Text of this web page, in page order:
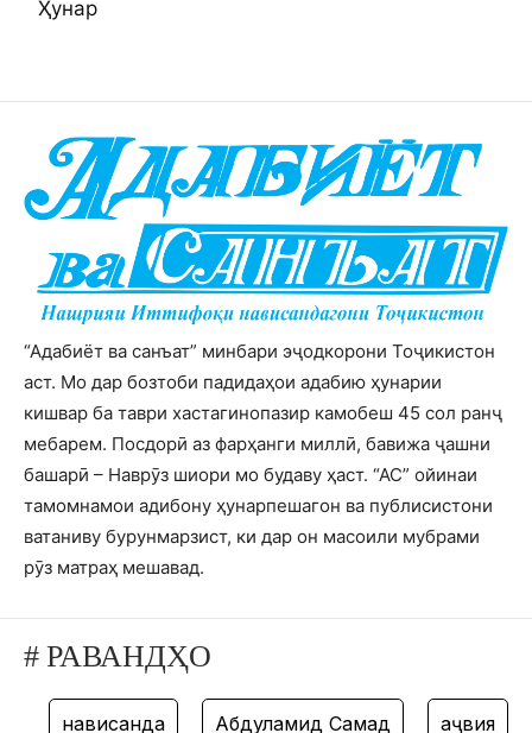
Ҳунар
“Адабиёт ва санъат” минбари эҷодкорони Тоҷикистон
аст. Мо дар бозтоби падидаҳои адабию ҳунарии
кишвар ба таври хастагинопазир камобеш 45 сол ранҷ
мебарем. Посдорӣ аз фарҳанги миллӣ, бавижа ҷашни
башарӣ – Наврӯз шиори мо будаву ҳаст. “АС” ойинаи
тамомнамои адибону ҳунарпешагон ва публисистони
ватаниву бурунмарзист, ки дар он масоили мубрами
рӯз матраҳ мешавад.
# РАВАНДҲО
нависанда Абдулҳамид Самад ҳаҷвия